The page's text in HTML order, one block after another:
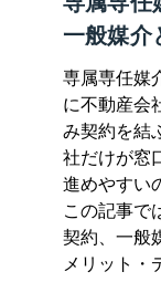
一般媒介
専属専任媒
に不動産会
み契約を結
社だけが窓
進めやすい
この記事で
契約、一般
メリット・